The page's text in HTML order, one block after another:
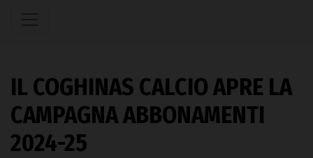
IL COGHINAS CALCIO APRE LA
CAMPAGNA ABBONAMENTI
2024-25